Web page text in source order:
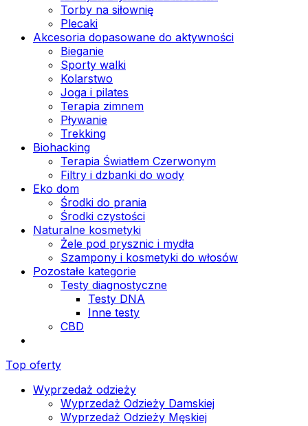
Torby na siłownię
Plecaki
Akcesoria dopasowane do aktywności
Bieganie
Sporty walki
Kolarstwo
Joga i pilates
Terapia zimnem
Pływanie
Trekking
Biohacking
Terapia Światłem Czerwonym
Filtry i dzbanki do wody
Eko dom
Środki do prania
Środki czystości
Naturalne kosmetyki
Żele pod prysznic i mydła
Szampony i kosmetyki do włosów
Pozostałe kategorie
Testy diagnostyczne
Testy DNA
Inne testy
CBD
Top oferty
Wyprzedaż odzieży
Wyprzedaż Odzieży Damskiej
Wyprzedaż Odzieży Męskiej